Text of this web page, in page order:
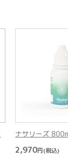
ナサリーズ
2,970円(税込)